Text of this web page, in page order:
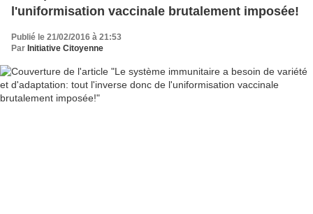
l'uniformisation vaccinale brutalement imposée!
Publié le 21/02/2016 à 21:53
Par Initiative Citoyenne